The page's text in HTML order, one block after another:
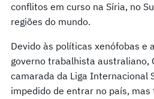
conflitos em curso na Síria, no
regiões do mundo.
Devido às políticas xenófobas e
governo trabalhista australiano,
camarada da Liga Internacional
impedido de entrar no país,